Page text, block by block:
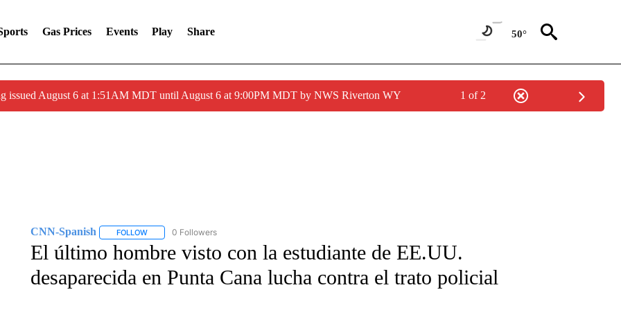
Gas Prices Events Play Share 50°
issued August 6 at 1:51AM MDT until August 6 at 9:00PM MDT by NWS Riverton WY 1 of 2
CNN-Spanish FOLLOWFOLLOW "CNN-SPANISH" TO RECEIVE NOTIFICATIONS ABOUT NEW PAGES ON "CNN-SPANISH".
0 Followers
El último hombre visto con la estudiante de EE.UU.
desaparecida en Punta Cana lucha contra el trato policial